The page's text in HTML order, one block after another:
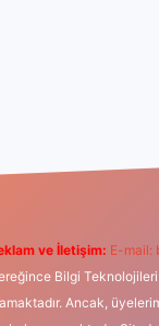
ve İletişim: E-mail:
Bilgi
Ancak,